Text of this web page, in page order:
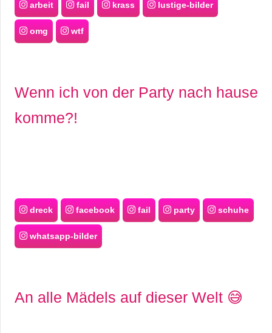
arbeit fail krass lustige-bilder
omg wtf
Wenn ich von der Party nach hause
komme?!
dreck facebook fail party schuhe
whatsapp-bilder
An alle Mädels auf dieser Welt 😅